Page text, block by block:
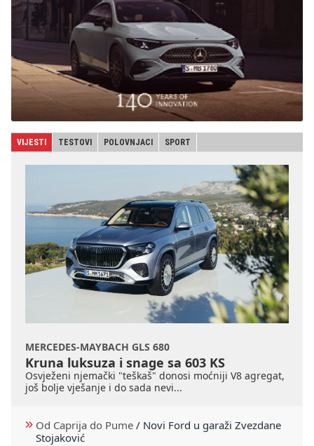
VIJESTI TESTOVI POLOVNJACI SPORT
MERCEDES-MAYBACH GLS 680
Kruna luksuza i snage sa 603 KS
Osvježeni njemački "teškaš" donosi moćniji V8 agregat,
još bolje vješanje i do sada nevi...
Od Caprija do Pume / Novi Ford u garaži Zvezdane
Stojaković